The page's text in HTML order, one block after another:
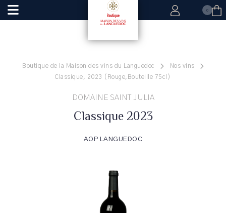
0
Boutique de la Maison des vins du Languedoc
Nos vins
Classique, 2023 (Rouge,Bouteille 75cl)
DOMAINE SAINT JULIA
Classique 2023
AOP LANGUEDOC